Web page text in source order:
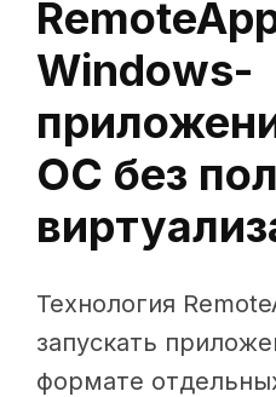
Windows-
ОС без
Технология
запускать
формате